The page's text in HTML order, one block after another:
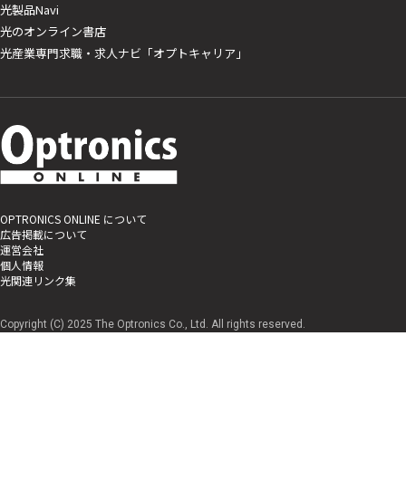
光製品Navi
光のオンライン書店
光産業専門求職・求人ナビ「オプトキャリア」
OPTRONICS ONLINE について
広告掲載について
運営会社
個人情報
光関連リンク集
Copyright (C) 2025 The Optronics Co., Ltd. All rights reserved.